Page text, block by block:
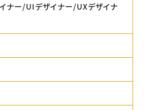
ナー/UIデザイナー/UXデザイナ